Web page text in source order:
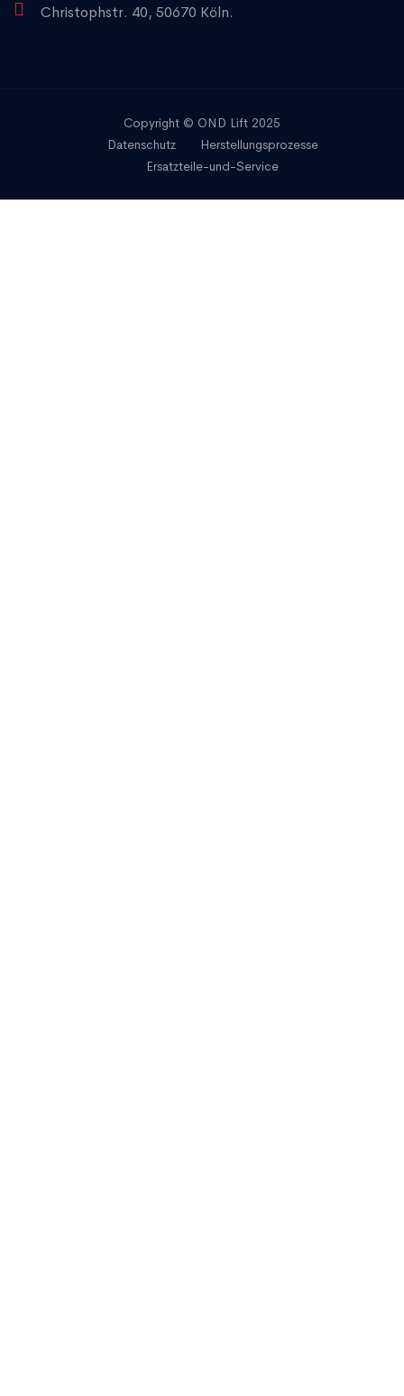
Christophstr. 40, 50670 Köln.
Copyright © OND Lift 2025
Datenschutz
Herstellungsprozesse
Ersatzteile-und-Service